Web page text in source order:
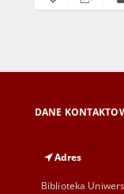
DANE
Adres
Biblioteka